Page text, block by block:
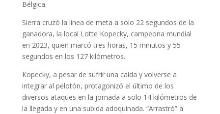
Bélgica.
Sierra cruzó la línea de meta a solo 22 segundos de la
ganadora, la local Lotte Kopecky, campeona mundial
en 2023, quien marcó tres horas, 15 minutos y 55
segundos en los 127 kilómetros.
Kopecky, a pesar de sufrir una caída y volverse a
integrar al pelotón, protagonizó el último de los
diversos ataques en la jornada a solo 14 kilómetros de
la llegada y en una subida adoquinada. “Arrastró” a